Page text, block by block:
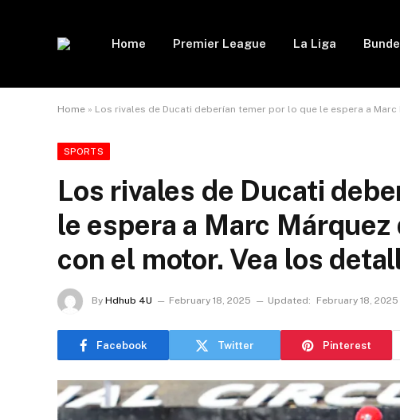
Home Premier League La Liga
Home » Los rivales de Ducati deberían temer por lo que le espera a
SPORTS
Los rivales de Ducati
le espera a Marc
con el motor. Vea los
By Hdhub 4U February 18, 2025 Updated: February 18, 2025
Facebook Twitter Pinterest